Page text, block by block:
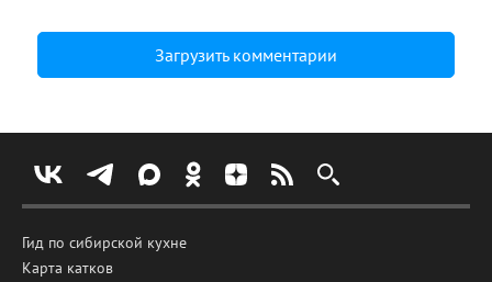
Загрузить комментарии
Гид по сибирской кухне
Карта катков